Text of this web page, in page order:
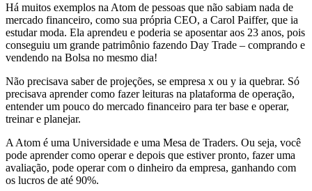
Há muitos exemplos na Atom de pessoas que não sabiam nada de
mercado financeiro, como sua própria CEO, a Carol Paiffer, que ia
estudar moda. Ela aprendeu e poderia se aposentar aos 23 anos, pois
conseguiu um grande patrimônio fazendo Day Trade – comprando e
vendendo na Bolsa no mesmo dia!
Não precisava saber de projeções, se empresa x ou y ia quebrar. Só
precisava aprender como fazer leituras na plataforma de operação,
entender um pouco do mercado financeiro para ter base e operar,
treinar e planejar.
A Atom é uma Universidade e uma Mesa de Traders. Ou seja, você
pode aprender como operar e depois que estiver pronto, fazer uma
avaliação, pode operar com o dinheiro da empresa, ganhando com
os lucros de até 90%.